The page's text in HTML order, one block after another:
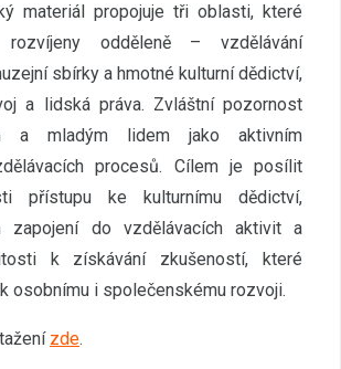
materiál propojuje tři oblasti, které
odděleně – vzdělávání
sbírky a hmotné kulturní dědictví,
a lidská práva. Zvláštní pozornost
a mladým lidem jako aktivním
procesů. Cílem je posílit
přístupu ke kulturnímu dědictví,
zapojení do vzdělávacích aktivit a
k získávání zkušeností, které
osobnímu i společenskému rozvoji.
zde.